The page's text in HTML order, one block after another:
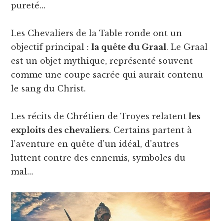
pureté…
Les Chevaliers de la Table ronde ont un
objectif principal :la quête du Graal. Le Graal
est un objet mythique, représenté souvent
comme une coupe sacrée qui aurait contenu
le sang du Christ.
Les récits de Chrétien de Troyes relatent les
exploits des chevaliers. Certains partent à
l’aventure en quête d’un idéal, d’autres
luttent contre des ennemis, symboles du
mal…